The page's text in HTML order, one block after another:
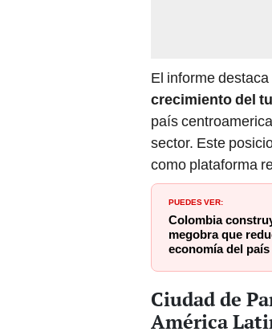
El informe
crecimiento del
país
sector. Este
como plataforma
PUEDES VER:
Colombia
megobra que
economía del país
Ciudad de
América